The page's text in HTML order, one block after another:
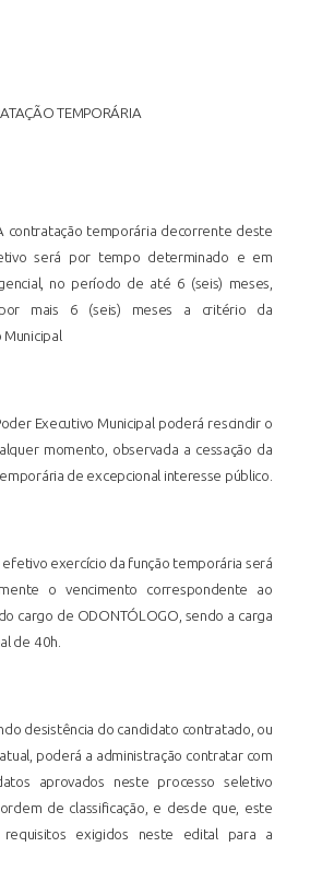
TEMPORÁRIA
contratação temporária decorrente deste
será por tempo determinado e em
no período de até 6 (seis) meses,
mais 6 (seis) meses a critério da
Municipal
Executivo Municipal poderá rescindir o
momento, observada a cessação da
de excepcional interesse público.
efetivo exercício da função temporária será
o vencimento correspondente ao
cargo de ODONTÓLOGO, sendo a carga
de 40h.
desistência do candidato contratado, ou
poderá a administração contratar com
aprovados neste processo seletivo
de classificação, e desde que, este
requisitos exigidos neste edital para a